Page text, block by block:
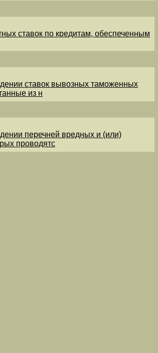
ставок по кредитам, обеспеченным
ставок вывозных таможенных
из н
перечней вредных и (или)
проводятс